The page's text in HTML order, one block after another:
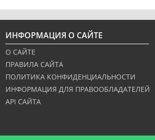
ИНФОРМАЦИЯ О САЙТЕ
О САЙТЕ
ПРАВИЛА САЙТА
ПОЛИТИКА КОНФИДЕНЦИАЛЬНОСТИ
ИНФОРМАЦИЯ ДЛЯ ПРАВООБЛАДАТЕЛЕЙ
API САЙТА